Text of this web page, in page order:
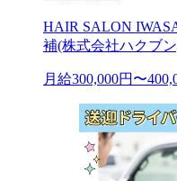
HAIR SALON
補(株式会社ハクブ
月給300,000円〜